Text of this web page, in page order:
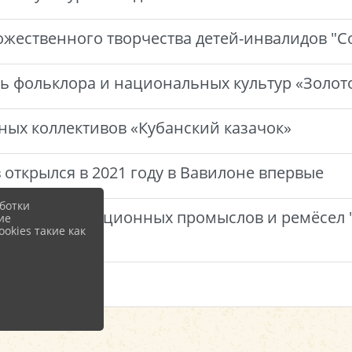
творчества детей-инвалидов
фольклора и национальных культур
коллективов «Кубанский казачок»
в 2021 году в Вавилоне впервые
традиционных промыслов и ремёсел
такие как